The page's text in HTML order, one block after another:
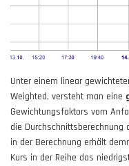
Unter einem linear
Weighted, versteht man eine
Gewichtungsfaktors vom
die Durchschnittsberechnung
in der Berechnung erhält
Kurs in der Reihe das